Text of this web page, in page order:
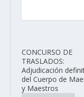
CONCURSO DE
TRASLADOS:
Adjudicación
del Cuerpo de
y Maestros